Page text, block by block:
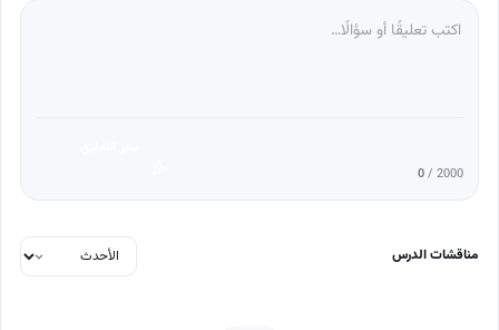
0/ 2000
مناقشات الدرس